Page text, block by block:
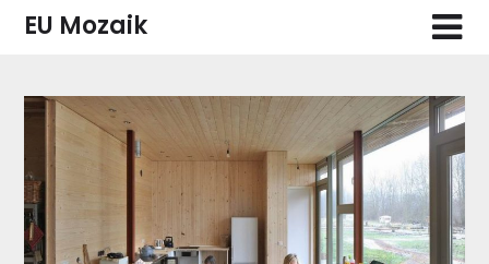
SkipEU Mozaik